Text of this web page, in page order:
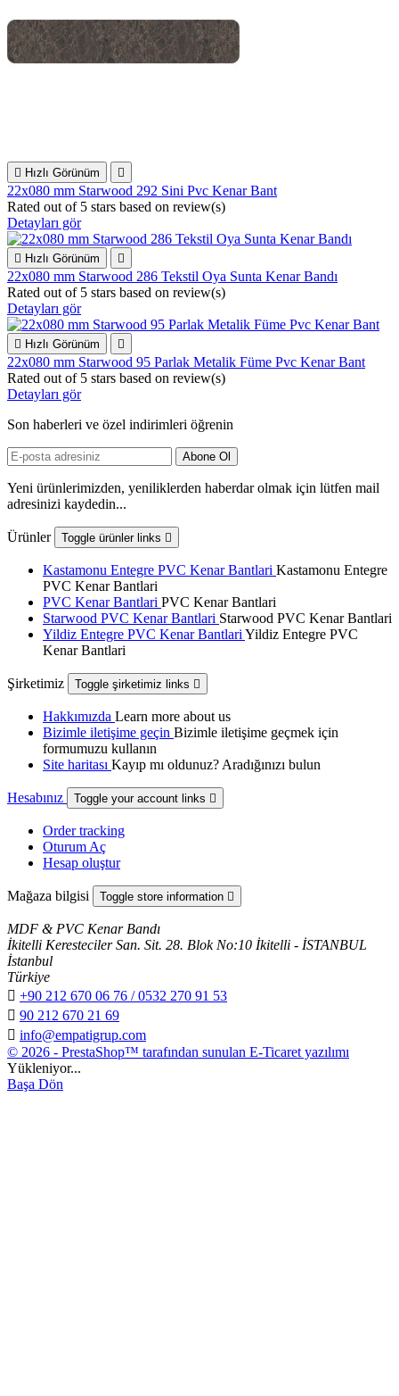
 Hızlı Görünüm 
22x080 mm Starwood 292 Sini Pvc Kenar Bant
Rated out of 5 stars based on review(s)
Detayları gör
 Hızlı Görünüm 
22x080 mm Starwood 286 Tekstil Oya Sunta Kenar Bandı
Rated out of 5 stars based on review(s)
Detayları gör
 Hızlı Görünüm 
22x080 mm Starwood 95 Parlak Metalik Füme Pvc Kenar Bant
Rated out of 5 stars based on review(s)
Detayları gör
Son haberleri ve özel indirimleri öğrenin
Yeni ürünlerimizden, yeniliklerden haberdar olmak için lütfen mail
adresinizi kaydedin...
Ürünler Toggle ürünler links 
Kastamonu Entegre PVC Kenar Bantlari Kastamonu Entegre
PVC Kenar Bantlari
PVC Kenar Bantlari PVC Kenar Bantlari
Starwood PVC Kenar Bantlari Starwood PVC Kenar Bantlari
Yildiz Entegre PVC Kenar Bantlari Yildiz Entegre PVC
Kenar Bantlari
Şirketimiz Toggle şirketimiz links 
Hakkımızda Learn more about us
Bizimle iletişime geçin Bizimle iletişime geçmek için
formumuzu kullanın
Site haritası Kayıp mı oldunuz? Aradığınızı bulun
Hesabınız Toggle your account links 
Order tracking
Oturum Aç
Hesap oluştur
Mağaza bilgisi Toggle store information 
MDF & PVC Kenar Bandı
İkitelli Keresteciler San. Sit. 28. Blok No:10 İkitelli - İSTANBUL
İstanbul
Türkiye
 +90 212 670 06 76 / 0532 270 91 53
 90 212 670 21 69
 info@empatigrup.com
© 2026 - PrestaShop™ tarafından sunulan E-Ticaret yazılımı
Yükleniyor...
Başa Dön